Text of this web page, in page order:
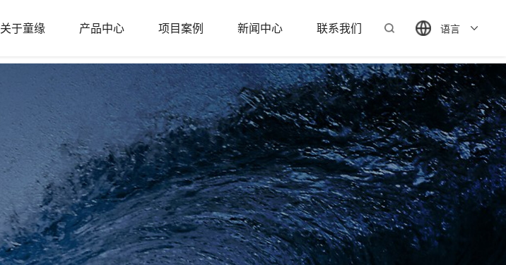
关于童缘 产品中心 项目案例 新闻中心 联系我们 语言